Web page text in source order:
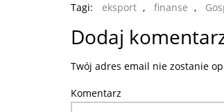
Tagi: eksport , finanse ,
Dodaj
Twój adres email nie zostanie
Komentarz